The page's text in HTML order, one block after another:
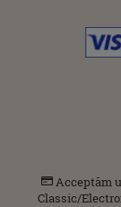
Acceptăm
Classic/